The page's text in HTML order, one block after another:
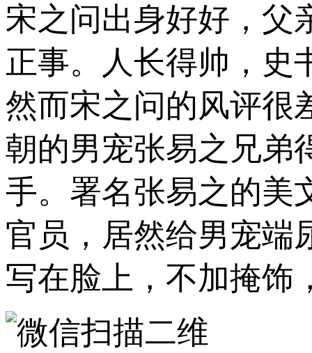
宋之问出身好好，父
正事。人长得帅，史
然而宋之问的风评
朝的男宠张易之兄弟
手。署名张易之的美
官员，居然给男宠端
写在脸上，不加掩饰